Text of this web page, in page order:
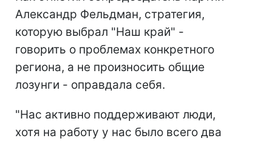
Александр Фельдман, стратегия,
которую выбрал "Наш край" -
говорить о проблемах конкретного
региона, а не произносить общие
лозунги - оправдала себя.
"Нас активно поддерживают люди,
хотя на работу у нас было всего два